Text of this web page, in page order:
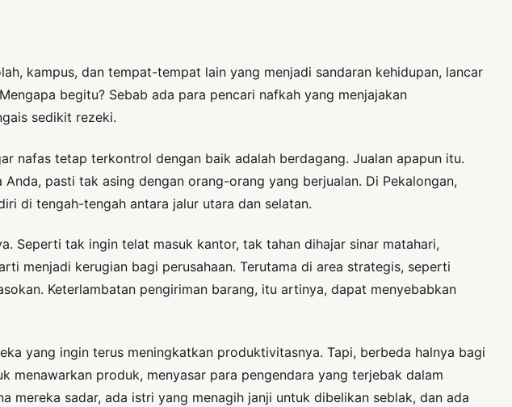
kampus, dan tempat-tempat lain yang menjadi sandaran kehidupan, lancar
begitu? Sebab ada para pencari nafkah yang menjajakan
sedikit rezeki.
nafas tetap terkontrol dengan baik adalah berdagang. Jualan apapun itu.
pasti tak asing dengan orang-orang yang berjualan. Di Pekalongan,
di tengah-tengah antara jalur utara dan selatan.
Seperti tak ingin telat masuk kantor, tak tahan dihajar sinar matahari,
menjadi kerugian bagi perusahaan. Terutama di area strategis, seperti
Keterlambatan pengiriman barang, itu artinya, dapat menyebabkan
yang ingin terus meningkatkan produktivitasnya. Tapi, berbeda halnya bagi
menawarkan produk, menyasar para pengendara yang terjebak dalam
mereka sadar, ada istri yang menagih janji untuk dibelikan seblak, dan ada